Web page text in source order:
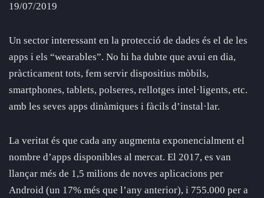
19/07/2019
Un sector interessant en la protecció de dades és el de les
apps i els “wearables”. No hi ha dubte que avui en dia,
pràcticament tots, fem servir dispositius mòbils,
smartphones, tablets, polseres, rellotges intel·ligents, etc.
amb les seves apps dinàmiques i fàcils d’instal·lar.
La veritat és que cada any augmenta exponencialment el
nombre d’apps disponibles al mercat. El 2017, es van
llançar més de 1,5 milions de noves aplicacions per
Android (un 17% més que l’any anterior), i 755.000 per a